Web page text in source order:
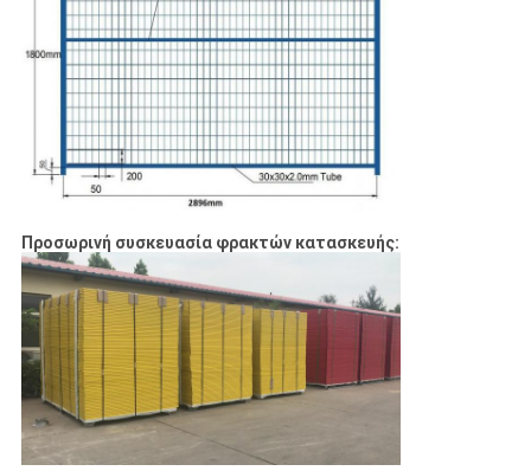
Προσωρινή συσκευασία φρακτών κατασκευής: